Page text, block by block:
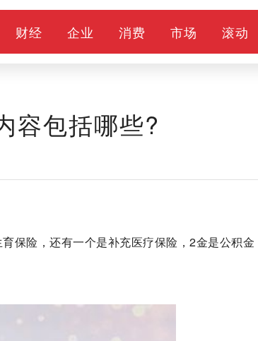
财经 企业 消费 市场 滚动
容包括哪些?
保险，还有一个是补充医疗保险，2金是公积金